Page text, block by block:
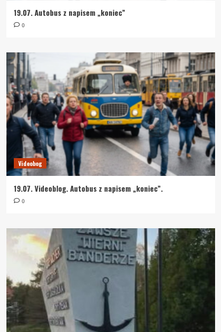
19.07. Autobus z napisem „koniec”
0
Videobog
19.07. Videoblog. Autobus z napisem „koniec”.
0